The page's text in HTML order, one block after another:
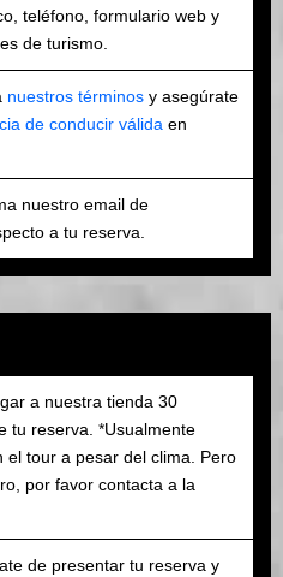
teléfono, formulario web y
de turismo.
nuestros términos y asegúrate
de conducir válida en
nuestro email de
a tu reserva.
a nuestra tienda 30
tu reserva. *Usualmente
el tour a pesar del clima. Pero
por favor contacta a la
de presentar tu reserva y